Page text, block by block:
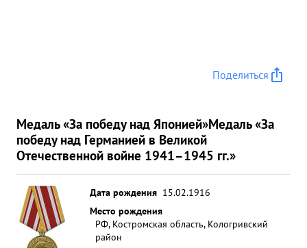
Поделиться
Медаль «За победу над Японией»Медаль «За
победу над Германией в Великой
Отечественной войне 1941–1945 гг.»
Дата рождения 15.02.1916
Место рождения
РФ, Костромская область, Кологривский
район